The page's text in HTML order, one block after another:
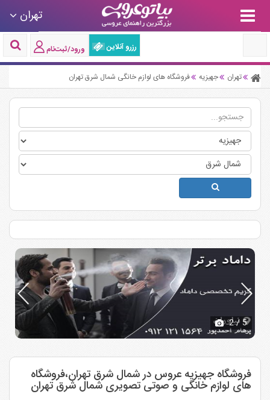
تهران
رزرو آنلاین ورود/ثبت‌نام
تهران جهیزیه فروشگاه های لوازم خانگی شمال شرق تهران
2/ 5
فروشگاه جهیزیه عروس در شمال شرق تهران،فروشگاه
های لوازم خانگی و صوتی تصویری شمال شرق تهران